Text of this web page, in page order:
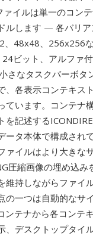
ァイルは単一のコン
ルします — 各バリ
、48x48、256x256
ビット、アルファ
さなタスクバーボタ
、各表示コンテキス
ています。コンテナ
を記述する
ータ本体で構成され
ァイルはより大きな
圧縮画像の埋め込み
維持しながらファイ
の一つは自動的なサ
ンテナから各コンテ
、デスクトップタイ